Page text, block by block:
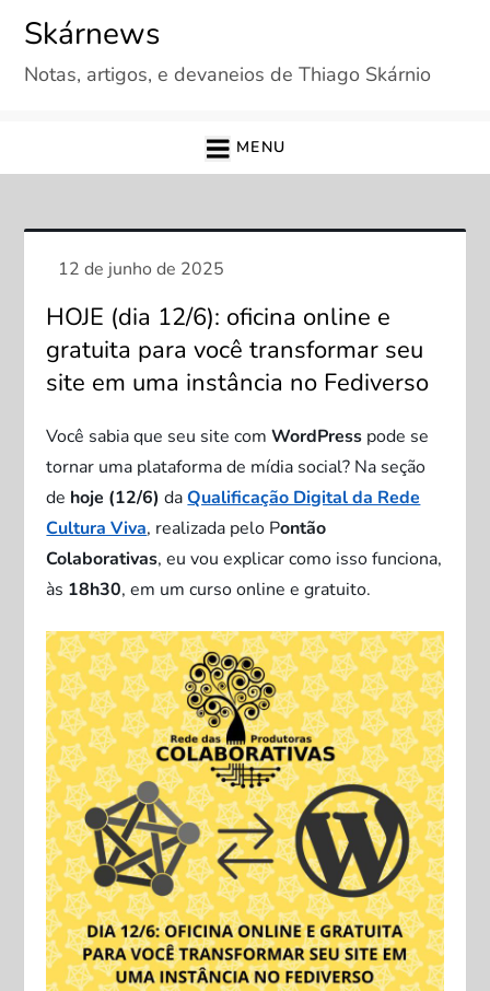
content
Skárnews
Notas, artigos, e devaneios de Thiago Skárnio
MENU
HOJE (dia 12/6): oficina online e
gratuita para você transformar seu
site em uma instância no Fediverso
Você sabia que seu site comWordPress pode se
tornar uma plataforma de mídia social? Na seção
de hoje (12/6) daQualificação Digital da Rede
Cultura Viva, realizada pelo Pontão
Colaborativas, eu vou explicar como isso funciona,
às 18h30, em um curso online e gratuito.